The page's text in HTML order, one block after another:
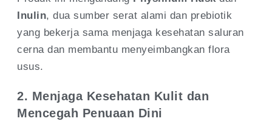
Inulin, dua sumber serat alami dan prebiotik
yang bekerja sama menjaga kesehatan saluran
cerna dan membantu menyeimbangkan flora
usus.
2. Menjaga Kesehatan Kulit dan
Mencegah Penuaan Dini